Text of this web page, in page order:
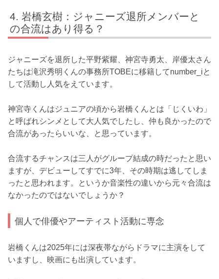
岩橋玄樹：ジャニーズ退所メンバーと
の合流はあり得る？
ジャニーズを退所した平野紫耀、神宮寺勇太、岸優太さん
たちは滝沢秀明くんの事務所TOBEに移籍してnumber_iと
して活動し人気をえています。
神宮寺くんはジュニアの頃から岩橋くんとは「じくいわ」
と呼ばれシンメとして大人気でしたし、仲も良かったので
合流があったらいいな、と思っています。
合流するチャンスは三人がグループ結成の時だったと思い
ますが、デビューしてすでに3年、その時期は逃してしま
ったと思われます。というか音楽性の違いから元々合流は
なかったのではないでしょうか？
個人で俳優やアーティスト活動に専念
岩橋くんは2025年には深夜帯ながらドラマに主演をして
いますし、映画にも出演しています。